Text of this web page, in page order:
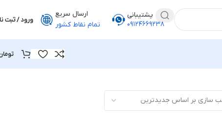
پشتیبانی
۰۹۱۲۴۶۶۹۲۳۸
ارسال سریع
تمام نقاط کشور
ورود / ثبت